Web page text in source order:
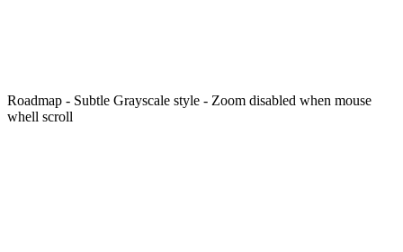
Roadmap - Subtle Grayscale style - Zoom disabled when mouse
whell scroll